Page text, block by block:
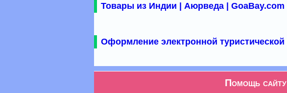
Товары из Индии | Аюрведа | GoaBay.com
Оформление электронной
Помощь сайту